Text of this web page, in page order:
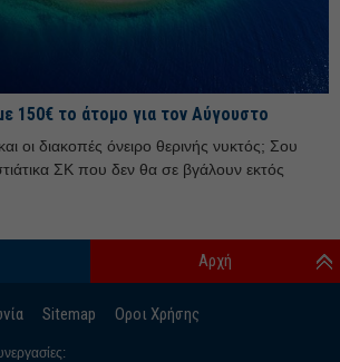
150€ το άτομο για τον Αύγουστο
οι διακοπές όνειρο θερινής νυκτός; Σου
ΣΚ που δεν θα σε βγάλουν εκτός
Sitemap Οροι Χρήσης
Αρχή